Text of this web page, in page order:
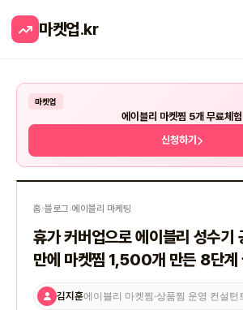
마켓업.kr
마켓업
에이블리 마켓찜 5개 무료체험
신청하기
홈›블로그›에이블리 마케팅
휴가 커버업으로 에이블리 성수기
만에 마켓찜 1,500개 만든 8단계
김지훈에이블리 마켓찜·상품찜 운영 컨설턴